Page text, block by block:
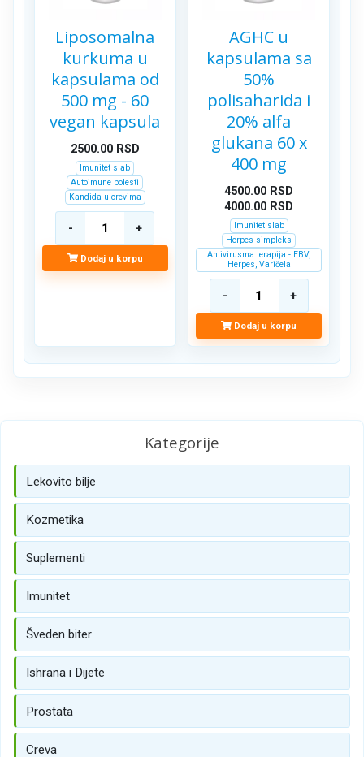
Liposomalna
kurkuma u
kapsulama od
500 mg - 60
vegan kapsula
2500.00RSD
Imunitet slab
Autoimune bolesti
Kandida u crevima
Dodaj u korpu
AGHC u
kapsulama sa
50%
polisaharida i
20% alfa
glukana 60 x
400 mg
4500.00RSD
4000.00 RSD
Imunitet slab
Herpes simpleks
Antivirusma terapija - EBV,
Herpes, Varičela
Dodaj u korpu
Kategorije
Lekovito bilje
Kozmetika
Suplementi
Imunitet
Šveden biter
Ishrana i Dijete
Prostata
Creva